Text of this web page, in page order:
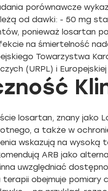
porównawcze
od dawki: - 50 mg
ponieważ losartan
na śmiertelność
Towarzystwa
(URPL) i
losartan, znany jako
a także w
wskazują na
ARB jako
uwzględniać
obejmuje pomiary